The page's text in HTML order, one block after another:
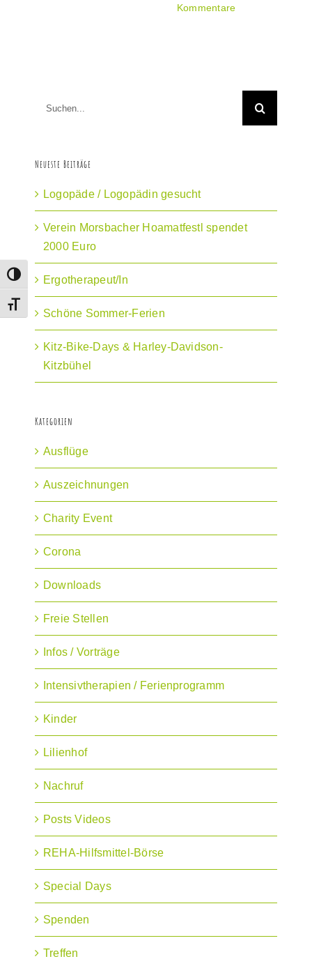
Umschalten auf hohe Kontraste
Schrift vergrößern
Kommentare
Neueste Beiträge
Logopäde / Logopädin gesucht
Verein Morsbacher Hoamatfestl spendet
2000 Euro
Ergotherapeut/In
Schöne Sommer-Ferien
Kitz-Bike-Days & Harley-Davidson-
Kitzbühel
Kategorien
Ausflüge
Auszeichnungen
Charity Event
Corona
Downloads
Freie Stellen
Infos / Vorträge
Intensivtherapien / Ferienprogramm
Kinder
Lilienhof
Nachruf
Posts Videos
REHA-Hilfsmittel-Börse
Special Days
Spenden
Treffen